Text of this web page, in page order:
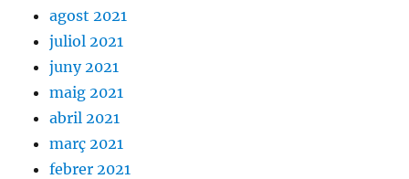
agost 2021
juliol 2021
juny 2021
maig 2021
abril 2021
març 2021
febrer 2021